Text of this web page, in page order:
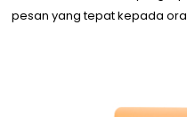
pesan yang tepat kepada